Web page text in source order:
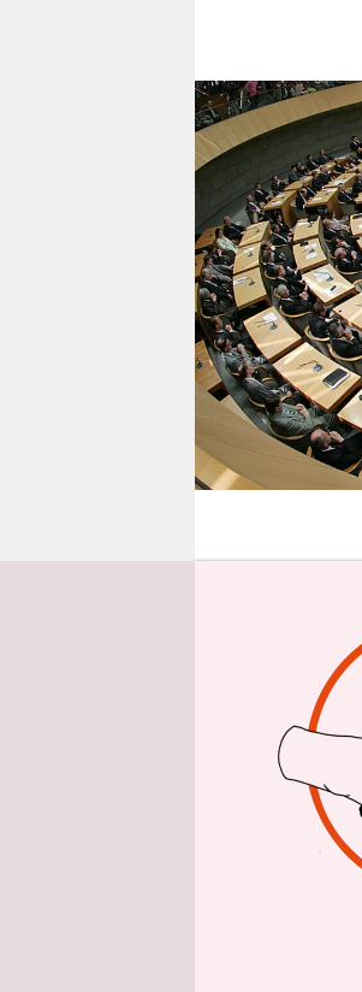
verlag
verlag
veranstaltungen
shop
fragen & hilfe
unterstützen
abo
genossenschaft
epaper login